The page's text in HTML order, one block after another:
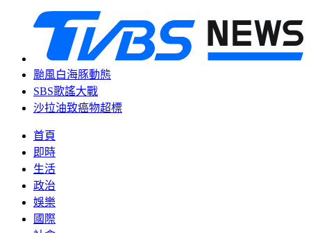
颱風白海豚動態
SBS歌謠大戰
沙拉油致癌物超標
首頁
即時
生活
政治
娛樂
國際